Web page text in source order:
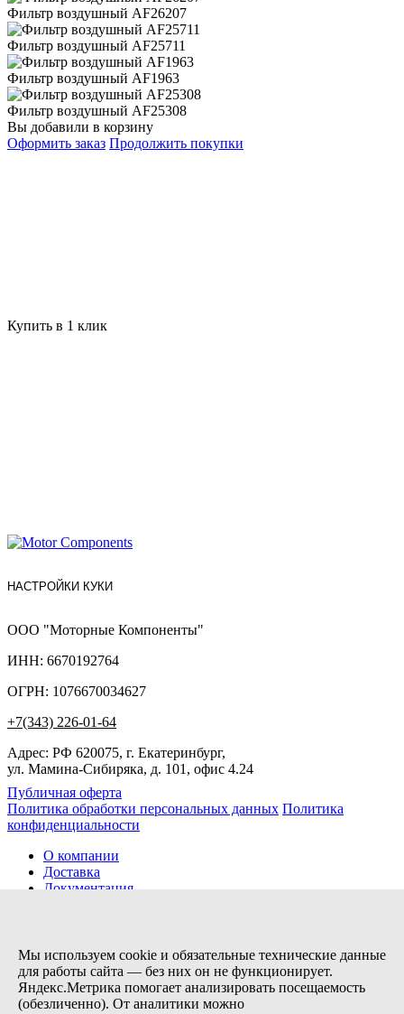
Фильтр воздушный AF26207
Фильтр воздушный AF25711
Фильтр воздушный AF1963
Фильтр воздушный AF25308
Вы добавили в корзину
Оформить заказ Продолжить покупки
Купить в 1 клик
НАСТРОЙКИ КУКИ
ООО "Моторные Компоненты"
ИНН: 6670192764
ОГРН: 1076670034627
+7(343) 226-01-64
Адрес: РФ 620075, г. Екатеринбург,
ул. Мамина-Сибиряка, д. 101, офис 4.24
Публичная оферта
Политика обработки персональных данных Политика
конфиденциальности
О компании
Доставка
Документация
Контакты
Заказов сегодня / Всего
Мы используем cookie и обязательные технические данные
для работы сайта — без них он не функционирует.
Яндекс.Метрика помогает анализировать посещаемость
(обезличенно). От аналитики можно